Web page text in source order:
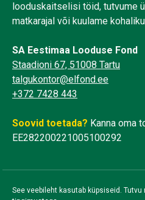
looduskaitselisi töid, tutvume
matkarajal või kuulame
SA Eestimaa Looduse Fond
Staadioni 67, 51008 Tartu
talgukontor@elfond.ee
+372 7428 443
Soovid toetada? Kanna oma
EE282200221005100292
See veebileht kasutab küpsiseid. Tutvu